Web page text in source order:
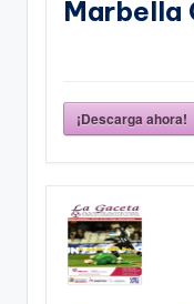
Marbella
¡Descarga ahora!